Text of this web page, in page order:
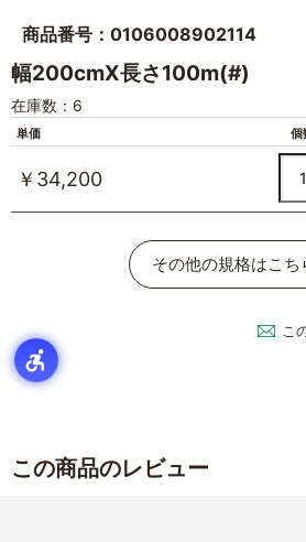
商品番号：0106008902114
幅200cmX長さ100m(#)
在庫数：6
単価 個
￥34,200
その他の規格はこち
こ
この商品のレビュー